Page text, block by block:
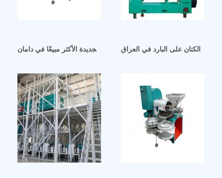
آلة عصر الزيت التجارية الجديدة الأكثر مبيعًا في دامان
الكتان على البارد في العراق